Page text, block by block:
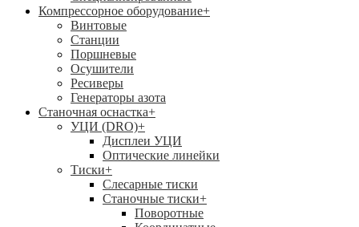
Компрессорное оборудование+
Винтовые
Станции
Поршневые
Осушители
Ресиверы
Генераторы азота
Станочная оснастка+
УЦИ (DRO)+
Дисплеи УЦИ
Оптические линейки
Тиски+
Слесарные тиски
Станочные тиски+
Поворотные